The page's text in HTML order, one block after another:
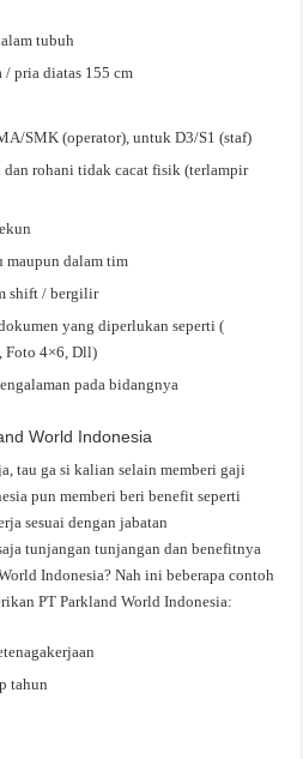
tubuh
pria diatas 155 cm
SMK (operator), untuk D3/S1 (staf)
dan rohani tidak cacat fisik (terlampir
maupun dalam tim
shift / bergilir
yang diperlukan seperti (
Foto 4×6, Dll)
pada bidangnya
World Indonesia
tau ga si kalian selain memberi gaji
pun memberi beri benefit seperti
sesuai dengan jabatan
tunjangan tunjangan dan benefitnya
Indonesia? Nah ini beberapa contoh
PT Parkland World Indonesia:
tahun